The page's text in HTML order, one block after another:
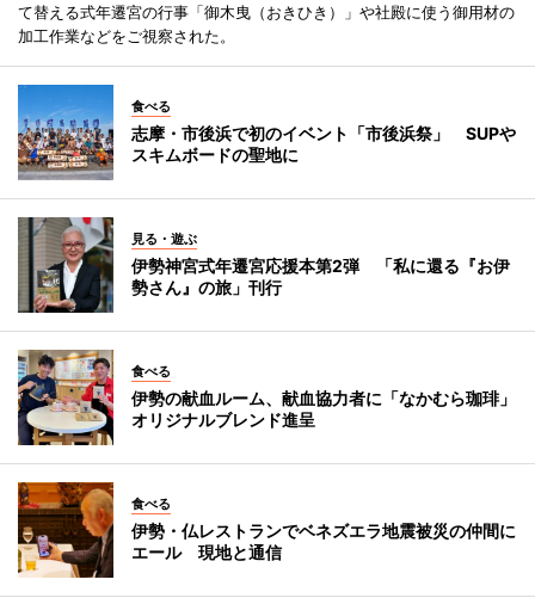
て替える式年遷宮の行事「御木曳（おきひき）」や社殿に使う御用材の
加工作業などをご視察された。
食べる
志摩・市後浜で初のイベント「市後浜祭」 SUPや
スキムボードの聖地に
見る・遊ぶ
伊勢神宮式年遷宮応援本第2弾 「私に還る『お伊
勢さん』の旅」刊行
食べる
伊勢の献血ルーム、献血協力者に「なかむら珈琲」
オリジナルブレンド進呈
食べる
伊勢・仏レストランでベネズエラ地震被災の仲間に
エール 現地と通信